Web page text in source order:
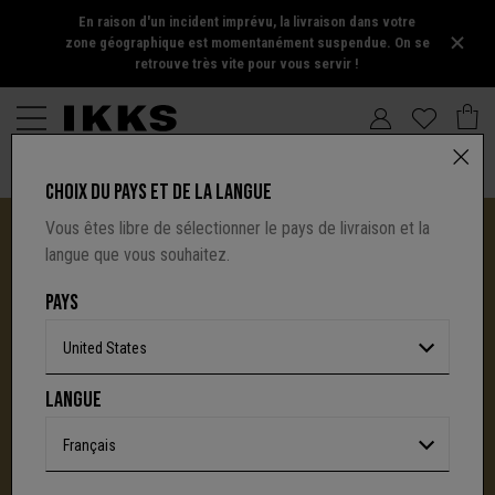
En raison d'un incident imprévu, la livraison dans votre
zone géographique est momentanément suspendue. On se
retrouve très vite pour vous servir !
UNE NOUVELLE PAGE S'ÉCRIT AVEC IKKS
C'est la fin d'une aventure : le site I.Code ferme
définitivement.Mais l'audace, la créativité
CHOIX DU PAYS ET DE LA LANGUE
Vous êtes libre de sélectionner le pays de livraison et la
langue que vous souhaitez.
PAYS
United States
LANGUE
Français